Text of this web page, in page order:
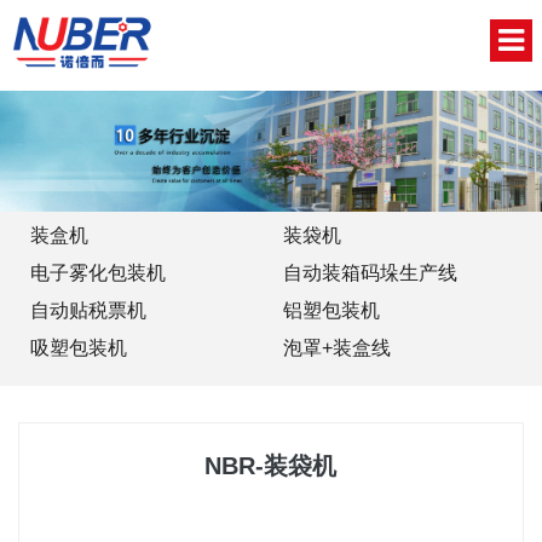
关于我们
新闻中心
产品中心
视频中心
装盒机
装袋机
电子雾化包装机
自动装箱码垛生产线
自动贴税票机
铝塑包装机
吸塑包装机
泡罩+装盒线
NBR-装袋机